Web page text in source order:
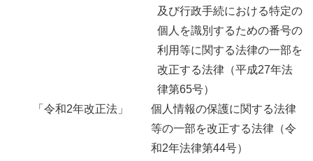
及び行政手続における特定の
個人を識別するための番号の
利用等に関する法律の一部を
改正する法律（平成27年法
律第65号）
「令和2年改正法」
個人情報の保護に関する法律
等の一部を改正する法律（令
和2年法律第44号）